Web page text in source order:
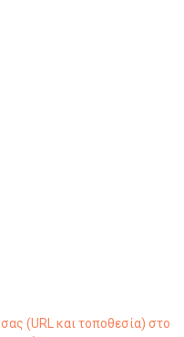
(URL και τοποθεσία) στο